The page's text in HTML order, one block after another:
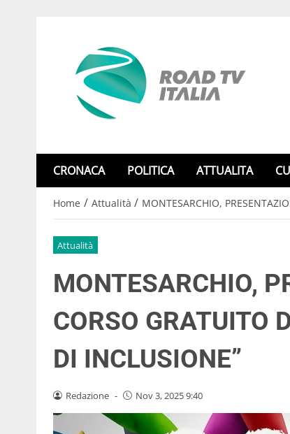
CRONACA POLITICA ATTUALITA
Home / Attualità / MONTESARCHIO,
Attualità
MONTESARCHIO,
CORSO GRATUITO
DI INCLUSIONE”
Redazione - Nov 3, 2025 9:40